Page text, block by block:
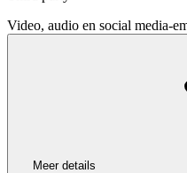
Video, audio en social media-
Meer details